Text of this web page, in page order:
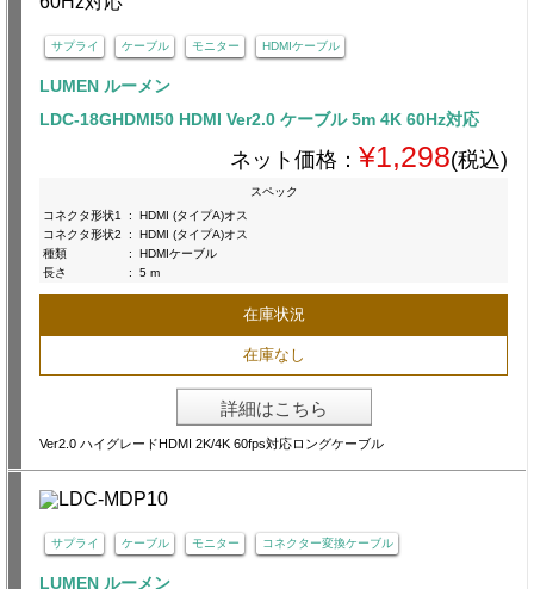
サプライ ケーブル モニター HDMIケーブル
LUMEN ルーメン
LDC-18GHDMI50 HDMI Ver2.0 ケーブル 5m 4K 60Hz対応
ネット価格： ¥1,298(税込)
スペック
コネクタ形状1
:
HDMI (タイプA)オス
コネクタ形状2
:
HDMI (タイプA)オス
種類
:
HDMIケーブル
長さ
: 5 m
在庫状況
在庫なし
詳細はこちら
Ver2.0 ハイグレードHDMI 2K/4K 60fps対応ロングケーブル
サプライ ケーブル モニター コネクター変換ケーブル
LUMEN ルーメン